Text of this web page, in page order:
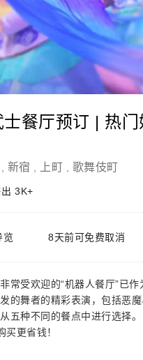
士餐厅预订 | 热
新宿 上町 歌舞伎町
3K+
览 8天前可免费取消
常受欢迎的“机器人餐厅”已
的舞者的精彩表演，包括恶
五种不同的餐点中进行选择。
更省钱！